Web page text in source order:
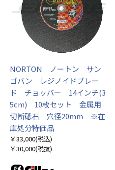
NORTON ノートン サン
ゴバン レジノイドブレー
ド チョッパー 14インチ(3
5cm) 10枚セット 金属用
切断砥石 穴径20mm ※在
庫処分特価品
￥33,000(税込)
￥30,000(税抜)